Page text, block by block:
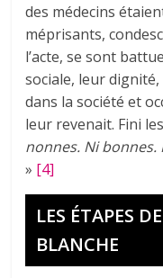
des médecins
méprisants,
l’acte, se sont
sociale, leur
dans la société et
leur revenait. Fini
nonnes. Ni
» [4]
LES ÉTAPES
BLANCHE